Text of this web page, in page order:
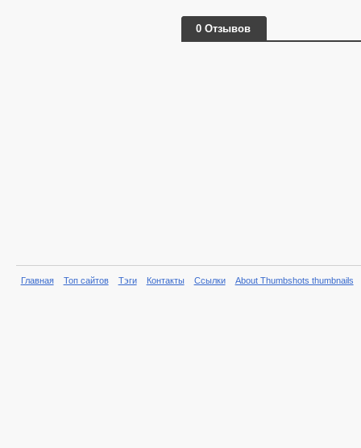
0 Отзывов
Главная Топ сайтов Тэги Контакты Ссылки About Thumbshots thumbnails